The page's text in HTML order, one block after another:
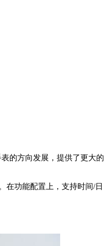
的方向发展，提供了更大的
在功能配置上，支持时间/日